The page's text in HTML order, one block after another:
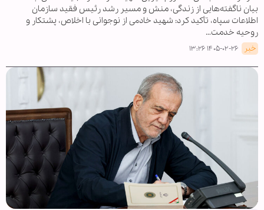
بیان ناگفته‌هایی از زندگی، منش و مسیر رشد رئیس فقید سازمان
اطلاعات سپاه، تأکید کرد: شهید خادمی از نوجوانی با اخلاص، پشتکار و
روحیه خدمت…
خبر ۱۴۰۵-۰۲-۲۶ ۱۳:۲۶